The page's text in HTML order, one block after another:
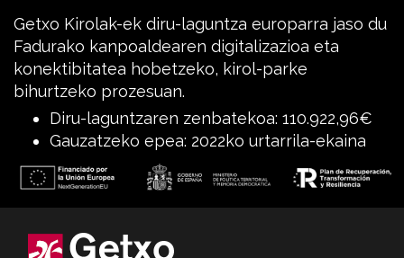
Getxo Kirolak-ek diru-laguntza europarra jaso du
Fadurako kanpoaldearen digitalizazioa eta
konektibitatea hobetzeko, kirol-parke
bihurtzeko prozesuan.
Diru-laguntzaren zenbatekoa: 110.922,96€
Gauzatzeko epea: 2022ko urtarrila-ekaina